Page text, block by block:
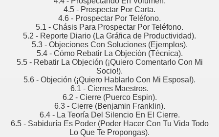
4.5 - Prospectar Por Carta.
4.6 - Prospectar Por Teléfono.
5.1 - Chásis Para Prospectar Por Teléfono.
5.2 - Reporte Diario (La Gráfica de Productividad).
5.3 - Objeciones Con Soluciones (Ejemplos).
5.4 - Cómo Rebatir La Objeción (Técnica).
5.5 - Rebatir La Objeción (¡Quiero Comentarlo Con Mi
Socio!).
5.6 - Objeción (¡Quiero Hablarlo Con Mi Esposa!).
6.1 - Cierres Maestros.
6.2 - Cierre (Puerco Espin).
6.3 - Cierre (Benjamin Franklin).
6.4 - La Teoría Del Silencio En El Cierre.
6.5 - Sabiduría Es Poder (Poder Hacer Con Tu Vida Todo
Lo Que Te Propongas).
el cliente pide
de Ventas